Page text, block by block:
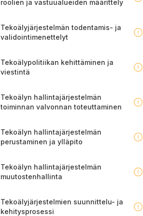
roolien ja vastuualueiden määrittely
Tekoälyjärjestelmän todentamis- ja
validointimenettelyt
Tekoälypolitiikan kehittäminen ja
viestintä
Tekoälyn hallintajärjestelmän
toiminnan valvonnan toteuttaminen
Tekoälyn hallintajärjestelmän
perustaminen ja ylläpito
Tekoälyn hallintajärjestelmän
muutostenhallinta
Tekoälyjärjestelmien suunnittelu- ja
kehitysprosessi